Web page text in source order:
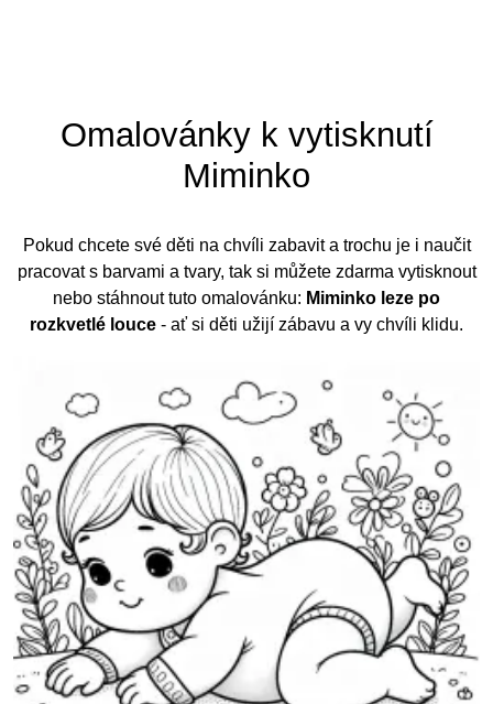
Omalovánky k vytisknutí
Miminko
Pokud chcete své děti na chvíli zabavit a trochu je i naučit
pracovat s barvami a tvary, tak si můžete zdarma vytisknout
nebo stáhnout tuto omalovánku: Miminko leze po
rozkvetlé louce - ať si děti užijí zábavu a vy chvíli klidu.